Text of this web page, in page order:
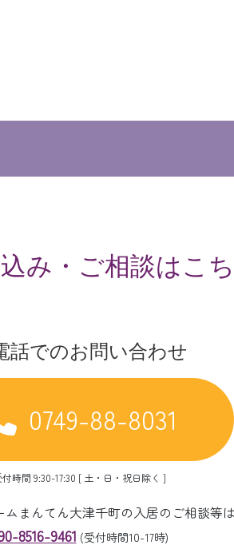
み・ご相談はこ
話でのお問い合わせ
0749-88-8031
付時間 9:30-17:30 [ 土・日・祝日除く ]
まんてん大津千町の入居のご相談等
8516-9461 (受付時間10-17時)